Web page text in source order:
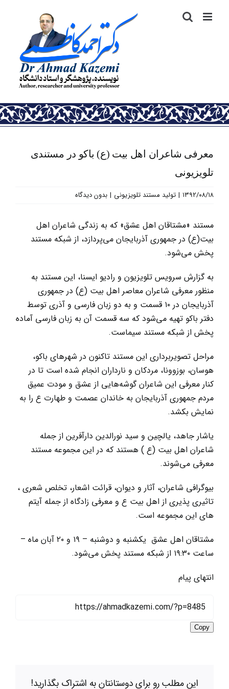
معرفی شاعران اهل بیت (ع) باکو در مستندی
تلویزیونی
۱۳۹۲/۰۸/۱۸ | تولید مستند تلویزیونی | بدون دیدگاه
مستند «مشتاقان اهل عشق» که به زندگی شاعران اهل
بیت(ع) در جمهوری آذربایجان می‌پردازد، از شبکه مستند
پخش می‌شود.
به گزارش سرویس تلویزیون و رادیو ایسنا، این مستند به
منظور معرفی شاعران معاصر اهل بیت (ع) در جمهوری
آذربایجان در ۱۰ قسمت و به دو زبان فارسی و آذری توسط
دفتر باکو تهیه می‌شود که سه قسمت آن به زبان فارسی آماده
پخش از شبکه مستند سیماست.
مراحل تصویربرداری این مستند تاکنون در شهرهای باکو،
هوسان، بوزوونا، مردکان و نارداران انجام شده است تا در
کنار معرفی این شاعران گوشه‌هایی از عشق و مودت عمیق
مردم جمهوری آذربایجان به خاندان عصمت و طهارت ع را به
نمایش بکشد.
یاشار جاهد، یالچین و سید نورالدین دارآفرین از جمله
شاعران اهل بیت (ع ) هستند که در این مجموعه مستند
معرفی می‌شوند.
بیوگرافی شاعران، آثار و دیوان، قرائت اشعار، تخلص شعری ،
تاثیری پذیری از اهل بیت ع و معرفی زادگاه از جمله آیتم
های این مجموعه است.
مشتاقان اهل عشق یکشنبه و دوشنبه – ۱۹ و ۲۰ آبان ماه –
ساعت ۱۹:۳۰ از شبکه مستند پخش می‌شود.
انتهای پیام
Copy
این مطلب رو برای دوستانتان به اشتراک بگذارید!